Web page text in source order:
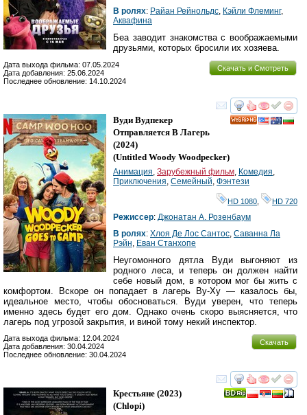
В ролях: Райан Рейнольдс Кэйли Флеминг,
Аквафина
Беа заводит знакомства с воображаемыми
друзьями, которых бросили их хозяева.
Скачать и Смотреть
Дата выхода фильма: 07.05.2024
Дата добавления: 25.06.2024
Последнее обновление: 14.10.2024
смотреть
Вуди Вудпекер
Отправляется В Лагерь
(2024)
(Untitled Woody Woodpecker)
Анимация Зарубежный фильм Комедия
Приключения Семейный Фэнтези
HD 1080 HD 720
Режиссер: Джонатан А. Розенбаум
В ролях: Хлоя Де Лос Сантос Саванна Ла
Рэйн Еван Станхопе
Неугомонного дятла Вуди выгоняют из
родного леса, и теперь он должен найти
себе новый дом, в котором мог бы жить с
комфортом. Вскоре он попадает в лагерь Ву-Ху — казалось бы,
идеальное место, чтобы обосноваться. Вуди уверен, что теперь
именно здесь будет его дом. Однако очень скоро выясняется, что
лагерь под угрозой закрытия, и виной тому некий инспектор.
Скачать
Дата выхода фильма: 12.04.2024
Дата добавления: 30.04.2024
Последнее обновление: 30.04.2024
смотреть
Крестьяне (2023)
(Chlopi)